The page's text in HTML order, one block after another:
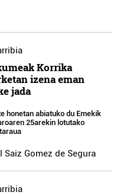
Korrika
izena eman
jada
honetan abiatuko du Emekik
25arekin lotutako
Saiz Gomez de Segura